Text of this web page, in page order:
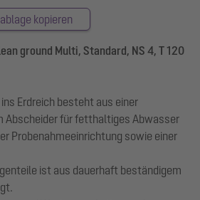
kopieren
ground Multi, Standard, NS 4, T 120
Erdreich besteht aus einer
Abscheider für fetthaltiges Abwasser
Probenahmeeinrichtung sowie einer
ist aus dauerhaft beständigem